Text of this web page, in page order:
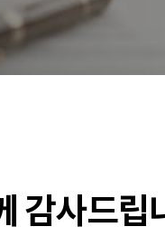
감사드립